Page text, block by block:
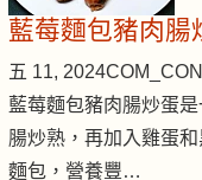
藍莓麵包豬肉腸
五 11, 2024
藍莓麵包豬肉腸炒蛋
腸炒熟，再加入雞蛋
麵包，營養豐…